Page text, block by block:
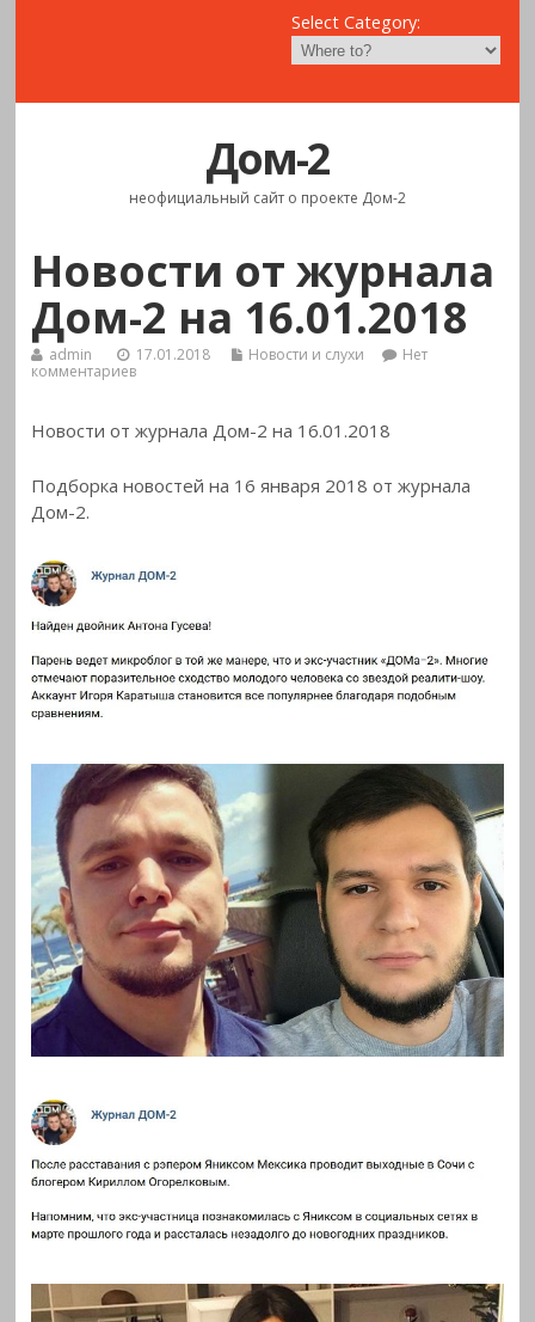
Select Category:
Дом-2
неофициальный сайт о проекте Дом-2
Новости от журнала
Дом-2 на 16.01.2018
admin 17.01.2018 Новости и слухи
Нет
комментариев
Новости от журнала Дом-2 на 16.01.2018
Подборка новостей на 16 января 2018 от журнала
Дом-2.